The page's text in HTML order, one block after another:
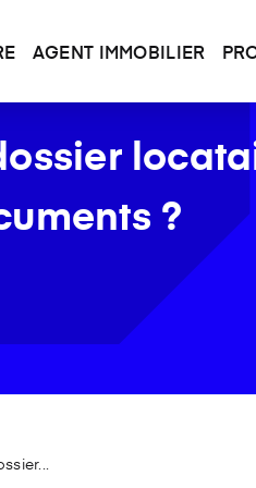
AGENT IMMOBILIER
?